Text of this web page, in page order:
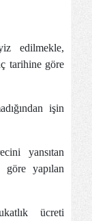
edilmekle,
tarihine göre
işin
yansıtan
yapılan
ücreti